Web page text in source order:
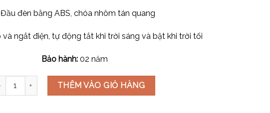
đèn bằng ABS, chóa nhôm tán quang
và ngắt điện, tự động tắt khi trời sáng và bật khi trời tối
Bảo hành:02 năm
đường năng lượng mặt trời SOLAR-TRU 156 số lượng
THÊM VÀO GIỎ HÀNG